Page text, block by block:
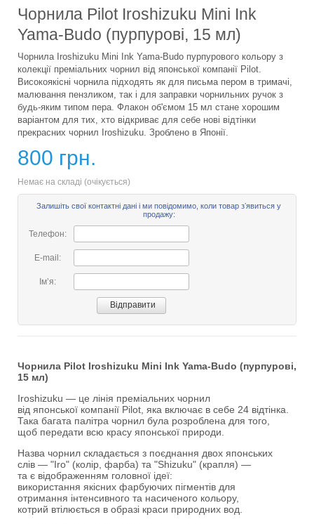
Чорнила Pilot Iroshizuku Mini Ink
Yama-Budo (пурпурові, 15 мл)
Чорнила Iroshizuku Mini Ink Yama-Budo пурпурового кольору з
колекції преміальних чорнил від японської компанії Pilot.
Високоякісні чорнила підходять як для письма пером в тримачі,
малювання пензликом, так і для заправки чорнильних ручок з
будь-яким типом пера. Флакон об'ємом 15 мл стане хорошим
варіантом для тих, хто відкриває для себе нові відтінки
прекрасних чорнил Iroshizuku. Зроблено в Японії.
800 грн.
Немає на складі (очікується)
Залишіть свої контактні дані і ми повідомимо, коли товар зʼявиться у
продажу:
Телефон:
E-mail:
Імʼя:
Чорнила Pilot Iroshizuku Mini Ink Yama-Budo (пурпурові,
15 мл)
Iroshizuku — це лінія преміальних чорнил
від японської компанії Pilot, яка включає в себе 24 відтінка.
Така багата палітра чорнил була розроблена для того,
щоб передати всю красу японської природи.
Назва чорнил складається з поєднання двох японських
слів — "Iro" (колір, фарба) та "Shizuku" (крапля) —
та є відображенням головної ідеї:
використання якісних фарбуючих пігментів для
отримання інтенсивного та насиченого кольору,
котрий втілюється в образі краси природних вод.